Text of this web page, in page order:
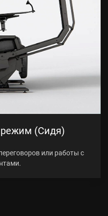
(Сидя)
или работы с